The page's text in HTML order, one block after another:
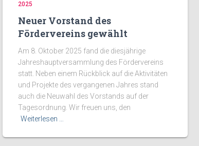
2025
Neuer Vorstand des
Fördervereins gewählt
Am 8. Oktober 2025 fand die diesjährige
Jahreshauptversammlung des Fördervereins
statt. Neben einem Rückblick auf die Aktivitäten
und Projekte des vergangenen Jahres stand
auch die Neuwahl des Vorstands auf der
Tagesordnung. Wir freuen uns, den
Weiterlesen …